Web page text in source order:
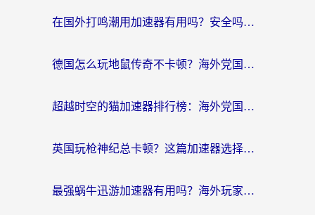
在国外打鸣潮用加速器有用吗？安全吗？海外玩家国服游戏加速全指南
德国怎么玩地鼠传奇不卡顿？海外党国服游戏加速全攻略（含战双EVE实用指南）
超越时空的猫加速器排行榜：海外党国服游戏不卡顿的终极选择指南
英国玩枪神纪总卡顿？这篇加速器选择指南帮你告别延迟（附实测推荐）
最强蜗牛迅游加速器有用吗？海外玩家国服游戏加速避坑指南（附德国玩忍者必须死3流星蝴蝶剑解决办法）